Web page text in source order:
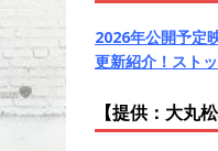
2026年公開予定
更新紹介！スト
【提供：大丸